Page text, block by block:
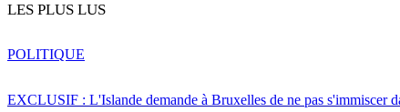
LES PLUS LUS
EXCLUSIF : L'Islande demande à Bruxelles de ne pas s'immiscer
POLITIQUE